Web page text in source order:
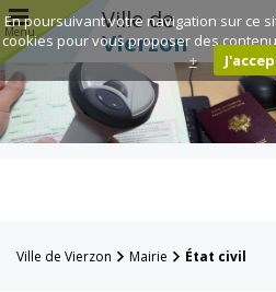
Menu
Ville de
Vierzon
Ville de Vierzon Mairie État civil
En poursuivant votre navigation sur ce
cookies pour vous proposer des
+